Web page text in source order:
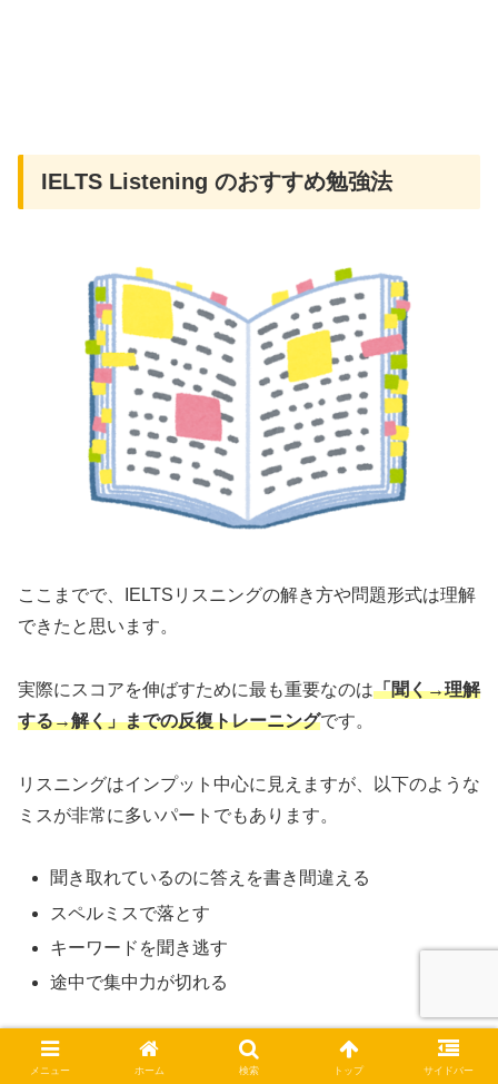
IELTS Listening のおすすめ勉強法
ここまでで、IELTSリスニングの解き方や問題形式は理解
できたと思います。
実際にスコアを伸ばすために最も重要なのは「聞く→理解
する→解く」までの反復トレーニングです。
リスニングはインプット中心に見えますが、以下のような
ミスが非常に多いパートでもあります。
聞き取れているのに答えを書き間違える
スペルミスで落とす
キーワードを聞き逃す
途中で集中力が切れる
「なんとなく聞く」だけでは絶対に伸びません。
メニュー ホーム 検索 トップ サイドバー